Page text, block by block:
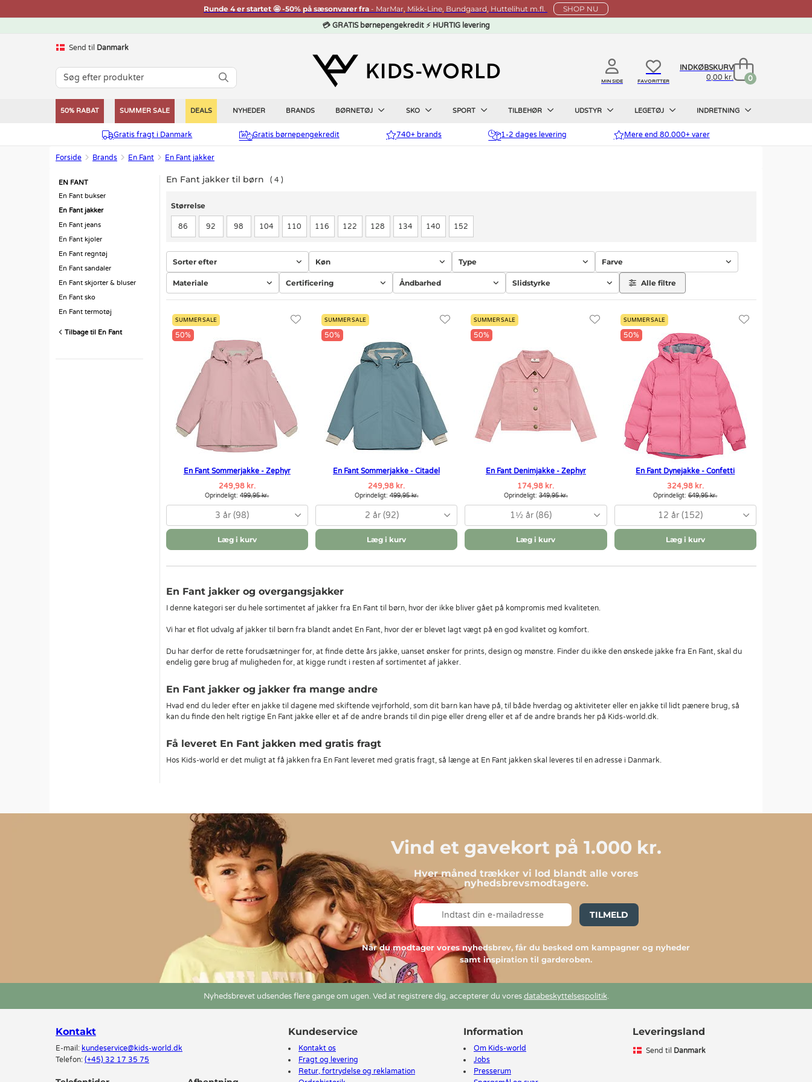
Runde 4 er startet 🤩 -50% på sæsonvarer fra - MarMar, Mikk-Line, Bundgaard, Huttelihut m.fl. SHOP NU
💳 GRATIS børnepengekredit ⚡ HURTIG levering
Send til Danmark
MIN SIDE FAVORITTER
INDKØBSKURV
0,00 kr.
0
50% RABAT SUMMER SALE DEALS NYHEDER BRANDS BØRNETØJ SKO SPORT TILBEHØR UDSTYR LEGETØJ INDRETNING
Gratis fragt i Danmark Gratis børnepengekredit 740+ brands 1-2 dages levering Mere end 80.000+ varer
Forside Brands En Fant En Fant jakker
EN FANT
En Fant bukser
En Fant jakker
En Fant jeans
En Fant kjoler
En Fant regntøj
En Fant sandaler
En Fant skjorter & bluser
En Fant sko
En Fant termotøj
Tilbage til En Fant
En Fant jakker til børn 4
Størrelse
86 92 98 104 110 116 122 128 134 140 152
Sorter efter Køn Type Farve
Materiale Certificering Åndbarhed Slidstyrke Alle filtre
SUMMER SALE
50%
En Fant Sommerjakke - Zephyr
249,98 kr.
Oprindeligt:499,95 kr.
3 år (98)
Læg i kurv
SUMMER SALE
50%
En Fant Sommerjakke - Citadel
249,98 kr.
Oprindeligt:499,95 kr.
2 år (92)
Læg i kurv
SUMMER SALE
50%
En Fant Denimjakke - Zephyr
174,98 kr.
Oprindeligt: 349,95 kr.
1½ år (86)
Læg i kurv
SUMMER SALE
50%
En Fant Dynejakke - Confetti
324,98 kr.
Oprindeligt:649,95 kr.
12 år (152)
Læg i kurv
En Fant jakker og overgangsjakker
I denne kategori ser du hele sortimentet af jakker fra En Fant til børn, hvor der ikke bliver gået på kompromis med kvaliteten.
Vi har et flot udvalg af jakker til børn fra blandt andet En Fant, hvor der er blevet lagt vægt på en god kvalitet og komfort.
Du har derfor de rette forudsætninger for, at finde dette års jakke, uanset ønsker for prints, design og mønstre. Finder du ikke den ønskede jakke fra En Fant, skal du
endelig gøre brug af muligheden for, at kigge rundt i resten af sortimentet af jakker.
En Fant jakker og jakker fra mange andre
Hvad end du leder efter en jakke til dagene med skiftende vejrforhold, som dit barn kan have på, til både hverdag og aktiviteter eller en jakke til lidt pænere brug, så
kan du finde den helt rigtige En Fant jakke eller et af de andre brands til din pige eller dreng eller et af de andre brands her på Kids-world.dk.
Få leveret En Fant jakken med gratis fragt
Hos Kids-world er det muligt at få jakken fra En Fant leveret med gratis fragt, så længe at En Fant jakken skal leveres til en adresse i Danmark.
Vind et gavekort på 1.000 kr.
Hver måned trækker vi lod blandt alle vores
nyhedsbrevsmodtagere.
TILMELD
Når du modtager vores nyhedsbrev, får du besked om kampagner og nyheder
samt inspiration til garderoben.
Nyhedsbrevet udsendes flere gange om ugen. Ved at registrere dig, accepterer du voresdatabeskyttelsespolitik.
Kontakt
E-mail: kundeservice@kids-world.dk
Telefon: (+45) 32 17 35 75
Kundeservice
Kontakt os
Fragt og levering
Retur, fortrydelse og reklamation
Information
Om Kids-world
Jobs
Presserum
Leveringsland
Send til Danmark